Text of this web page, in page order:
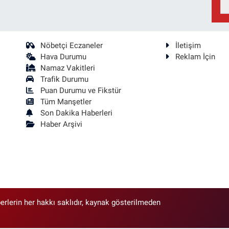
Nöbetçi Eczaneler
Hava Durumu
Namaz Vakitleri
Trafik Durumu
Puan Durumu ve Fikstür
Tüm Manşetler
Son Dakika Haberleri
Haber Arşivi
İletişim
Reklam İçin
her hakkı saklıdır, kaynak gösterilmeden